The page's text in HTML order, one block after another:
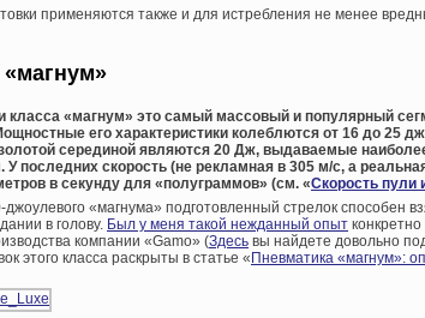
применяются также и для истребления не менее
«магнум»
класса «магнум» это самый массовый и популярный
его характеристики колеблются от 16 до 25
серединой являются 20 Дж, выдаваемые
последних скорость (не рекламная в 305 м/с, а
в секунду для «полуграммов» (см. «Скорость пули
«магнума» подготовленный стрелок способен
в голову. Был у меня такой нежданный опыт
компании «Gamo» (Здесь вы найдете довольно
этого класса раскрыты в статье « Пневматика «магнум»: